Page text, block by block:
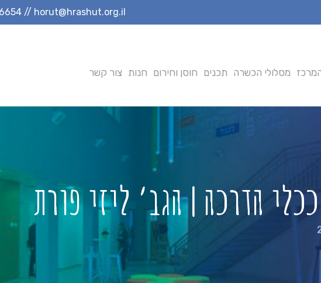
// horut@hrashut.org.il
מסלולי הכשרה תכנים חוסן וחירום חנות צור קשר
הדרכה | הגב’ ליזי פורת